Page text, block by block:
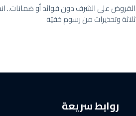
القروض على الشرف دون فوائد أو ضمانات..
ثلاثة وتحذيرات من رسوم خفيّة
روابط سريعة